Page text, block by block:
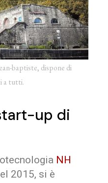
baptiste, dispone di
a tutti.
up di
NH
2015, si è